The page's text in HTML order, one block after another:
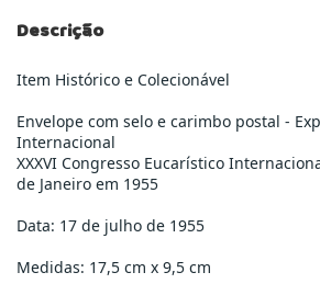
Descrição
Item Histórico e Colecionável
Envelope com selo e carimbo postal -
Internacional
XXXVI Congresso Eucarístico
de Janeiro em 1955
Data: 17 de julho de 1955
Medidas: 17,5 cm x 9,5 cm